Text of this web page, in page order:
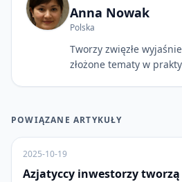
Anna Nowak
Polska
Tworzy zwięzłe
złożone tematy w
POWIĄZANE ARTYKUŁY
2025-10-19
Azjatyccy inwestorzy